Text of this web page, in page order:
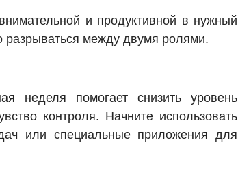
и продуктивной в нужный
разрываться между двумя ролями.
неделя помогает снизить уровень
контроля. Начните использовать
или специальные приложения для